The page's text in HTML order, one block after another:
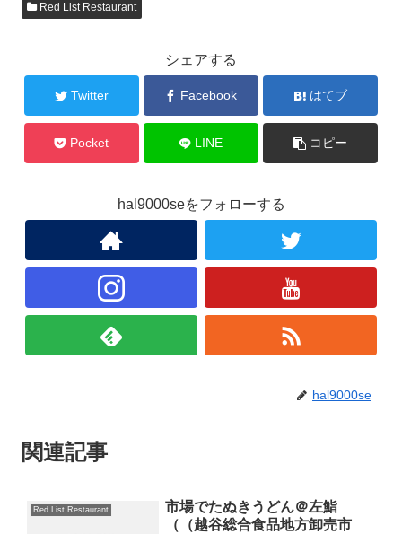
Red List Restaurant
シェアする
Twitter Facebook はてブ
Pocket LINE コピー
hal9000seをフォローする
hal9000se
関連記事
Red List Restaurant
市場でたぬきうどん＠左鮨
（（越谷総合食品地方卸売市